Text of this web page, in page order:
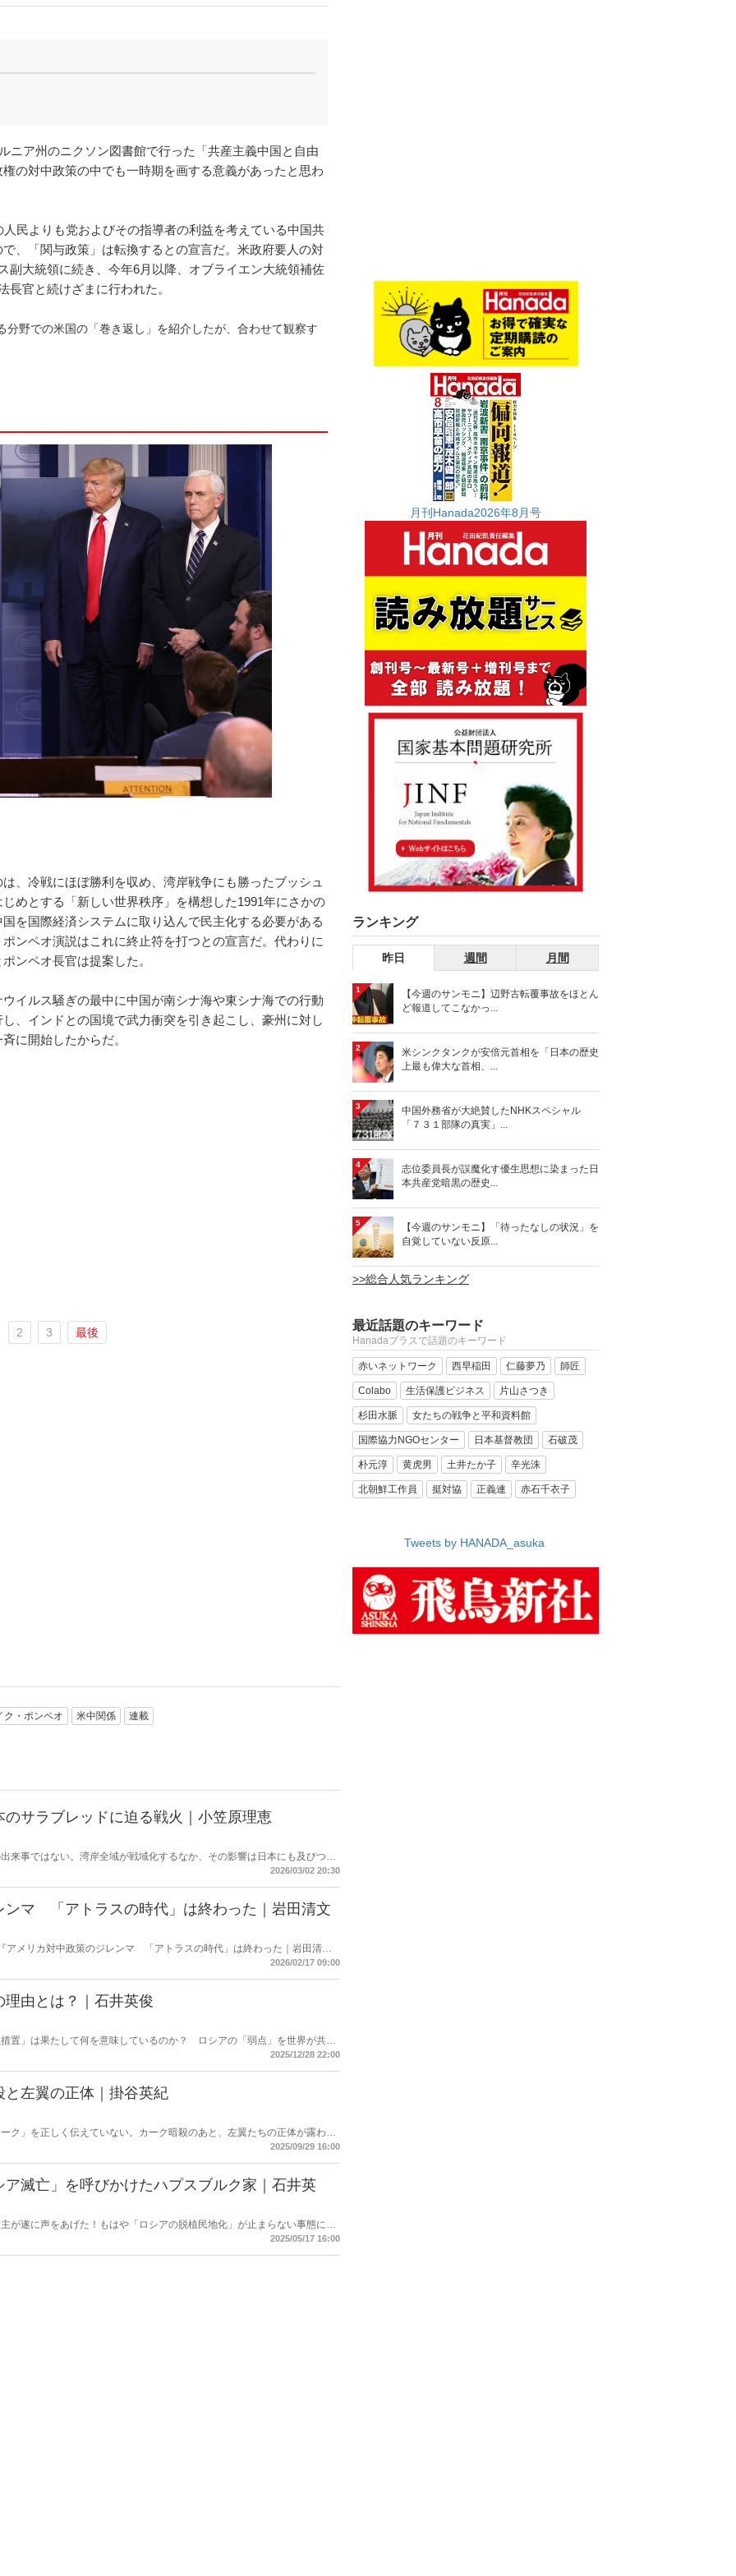
ニア州のニクソン図書館で行った「共産主義中国と自由
の対中政策の中でも一時期を画する意義があったと思わ
民よりも党およびその指導者の利益を考えている中国共
、「関与政策」は転換するとの宣言だ。米政府要人の対
副大統領に続き、今年6月以降、オブライエン大統領補佐
官と続けざまに行われた。
分野での米国の「巻き返し」を紹介したが、合わせて観察す
、冷戦にほぼ勝利を収め、湾岸戦争にも勝ったブッシュ
めとする「新しい世界秩序」を構想した1991年にさかの
を国際経済システムに取り込んで民主化する必要がある
ンペオ演説はこれに終止符を打つとの宣言だ。代わりに
ンペオ長官は提案した。
イルス騒ぎの最中に中国が南シナ海や東シナ海での行動
、インドとの国境で武力衝突を引き起こし、豪州に対し
に開始したからだ。
2 3 最後
ク・ポンペオ 米中関係 連載
サラブレッドに迫る戦火｜小笠原理恵
来事ではない。湾岸全域が戦域化するなか、その影響は日本にも及びつつ
騰については多く報じられているが、見落とされがちな問題がある。邦人
2026/03/02 20:30
ンマ 「アトラスの時代」は終わった｜岩田清文
アメリカ対中政策のジレンマ 「アトラスの時代」は終わった｜岩田清文
2026/02/17 09:00
由とは？｜石井英俊
置」は果たして何を意味しているのか？ ロシアの「弱点」を世界が共有
2025/12/28 22:00
左翼の正体｜掛谷英紀
ク」を正しく伝えていない。カーク暗殺のあと、左翼たちの正体が露わに
本では全く報じられない。「米国の分断」との安易な解釈では絶対にわか
2025/09/29 16:00
滅亡」を呼びかけたハプスブルク家｜石井英
が遂に声をあげた！もはや「ロシアの脱植民地化」が止まらない事態にな
2025/05/17 16:00
月刊Hanada2026年8月号
ランキング
昨日 週間 月間
1
【今週のサンモニ】辺野古転覆事故をほとん
ど報道してこなかっ...
2
米シンクタンクが安倍元首相を「日本の歴史
上最も偉大な首相、...
3
中国外務省が大絶賛したNHKスペシャル
「７３１部隊の真実」...
4
志位委員長が誤魔化す優生思想に染まった日
本共産党暗黒の歴史...
5
【今週のサンモニ】「待ったなしの状況」を
自覚していない反原...
>>総合人気ランキング
最近話題のキーワード
Hanadaプラスで話題のキーワード
赤いネットワーク 西早稲田 仁藤夢乃 師匠
Colabo 生活保護ビジネス 片山さつき
杉田水脈 女たちの戦争と平和資料館
国際協力NGOセンター 日本基督教団 石破茂
朴元淳 黄虎男 土井たか子 辛光洙
北朝鮮工作員 挺対協 正義連 赤石千衣子
Tweets by HANADA_asuka